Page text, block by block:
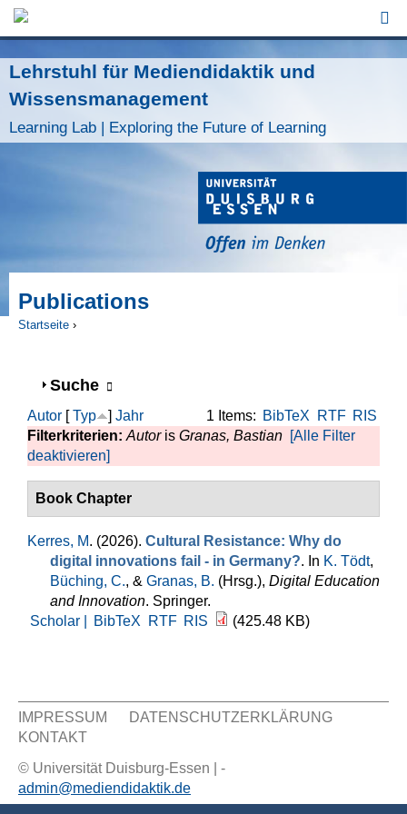
Lehrstuhl für Mediendidaktik und
Wissensmanagement
Learning Lab | Exploring the Future of Learning
Publications
Startseite ›
Anzeigen
Suche
1 Items: BibTeX RTF RIS
Autor [Typ ] Jahr
Filterkriterien: Autoris Granas, Bastian [Alle Filter
deaktivieren]
Book Chapter
Kerres, M. (2026). Cultural Resistance: Why do
digital innovations fail - in Germany?. In K. Tödt,
Büching, C., & Granas, B. (Hrsg.), Digital Education
and Innovation. Springer.
Scholar |
BibTeX RTF RIS (425.48 KB)
Sekundär Menü
IMPRESSUM
DATENSCHUTZERKLÄRUNG
KONTAKT
© Universität Duisburg-Essen | -
admin@mediendidaktik.de